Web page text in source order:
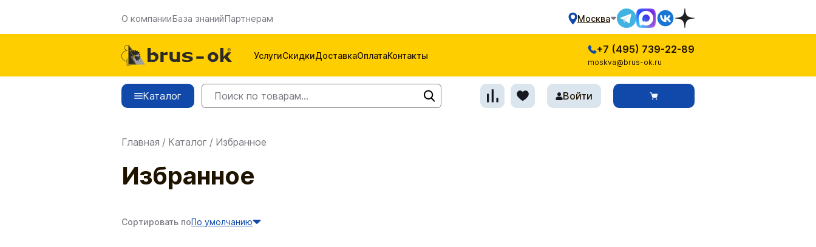
О компанииБаза знанийПартнерам Москва
УслугиСкидкиДоставкаОплатаКонтакты
+7 (495) 739-22-89
moskva@brus-ok.ru
Каталог Войти
Главная / Каталог / Избранное
Избранное
Сортировать поПо умолчанию